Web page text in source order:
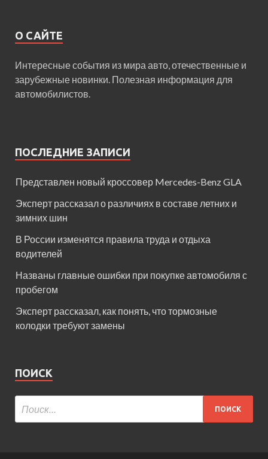
О САЙТЕ
Интересные события из мира авто, отечественные и
зарубежные новинки. Полезная информация для
автомобилистов.
ПОСЛЕДНИЕ ЗАПИСИ
Представлен новый кроссовер Mercedes-Benz GLA
Эксперт рассказал о различиях в составе летних и
зимних шин
В России изменятся правила труда и отдыха
водителей
Названы главные ошибки при покупке автомобиля с
пробегом
Эксперт рассказал, как понять, что тормозные
колодки требуют замены
ПОИСК